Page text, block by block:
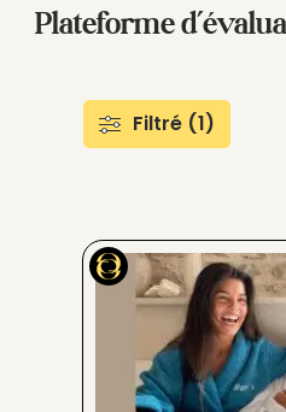
Plateforme
Filtré (1)